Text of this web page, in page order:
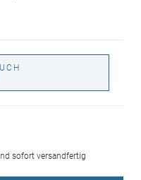
sofort versandfertig